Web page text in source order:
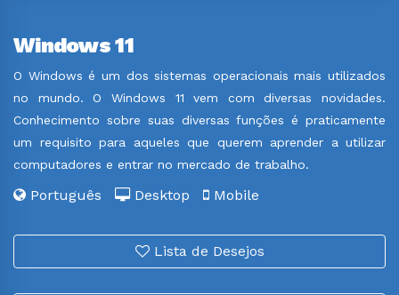
Windows 11
O Windows é um dos sistemas operacionais mais utilizados
no mundo. O Windows 11 vem com diversas novidades.
Conhecimento sobre suas diversas funções é praticamente
um requisito para aqueles que querem aprender a utilizar
computadores e entrar no mercado de trabalho.
Português Desktop Mobile
Lista de Desejos